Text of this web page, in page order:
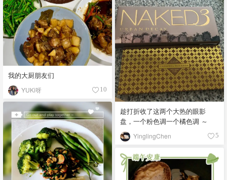
我的大厨朋友们
YUKi呀 10
趁打折收了这两个大热的眼影
盘，一个粉色调一个橘色调 ～
YinglingChen 5